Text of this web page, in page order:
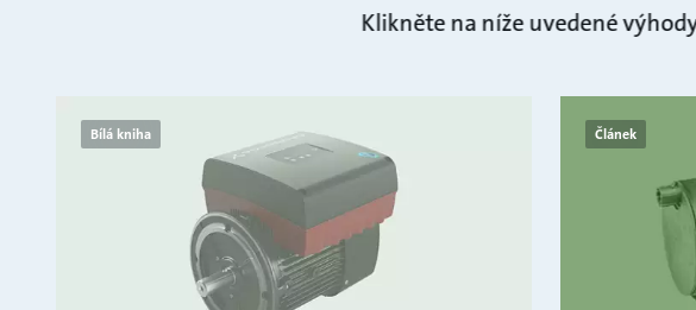
Klikněte na níže uvedené
Bílá kniha Článek